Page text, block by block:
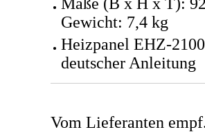
Gewicht: 7,4 kg
Heizpanel EHZ-
deutscher Anleitung
Vom Lieferanten